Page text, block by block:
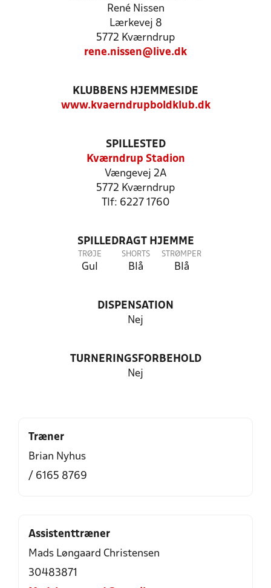
René Nissen
Lærkevej 8
5772 Kværndrup
rene.nissen@live.dk
KLUBBENS HJEMMESIDE
www.kvaerndrupboldklub.dk
SPILLESTED
Kværndrup Stadion
Vængevej 2A
5772 Kværndrup
Tlf: 6227 1760
SPILLEDRAGT HJEMME
TRØJE
Gul
SHORTS
Blå
STRØMPER
Blå
DISPENSATION
Nej
TURNERINGSFORBEHOLD
Nej
Træner
Brian Nyhus
/ 6165 8769
Assistenttræner
Mads Løngaard Christensen
30483871